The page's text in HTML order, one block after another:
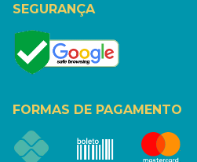
SEGURANÇA
FORMAS DE PAGAMENTO